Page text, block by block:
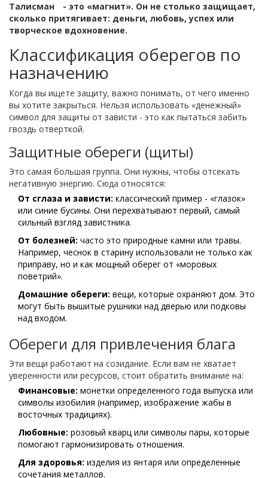
Талисман
- это «магнит». Он не столько защищает,
сколько притягивает: деньги, любовь, успех или
творческое вдохновение.
Классификация оберегов по
назначению
Когда вы ищете защиту, важно понимать, от чего именно
вы хотите закрыться. Нельзя использовать «денежный»
символ для защиты от зависти - это как пытаться забить
гвоздь отверткой.
Защитные обереги (щиты)
Это самая большая группа. Они нужны, чтобы отсекать
негативную энергию. Сюда относятся:
От сглаза и зависти: классический пример - «глазок»
или синие бусины. Они перехватывают первый, самый
сильный взгляд завистника.
От болезней: часто это природные камни или травы.
Например, чеснок в старину использовали не только как
приправу, но и как мощный оберег от «моровых
поветрий».
Домашние обереги: вещи, которые охраняют дом. Это
могут быть вышитые рушники над дверью или подковы
над входом.
Обереги для привлечения блага
Эти вещи работают на созидание. Если вам не хватает
уверенности или ресурсов, стоит обратить внимание на:
Финансовые: монетки определенного года выпуска или
символы изобилия (например, изображение жабы в
восточных традициях).
Любовные: розовый кварц или символы пары, которые
помогают гармонизировать отношения.
Для здоровья: изделия из янтаря или определенные
сочетания металлов.